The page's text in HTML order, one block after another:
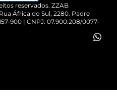
reservados. ZZAB
África do Sul, 2280. Padre
900 | CNPJ: 07.900.208/0077-